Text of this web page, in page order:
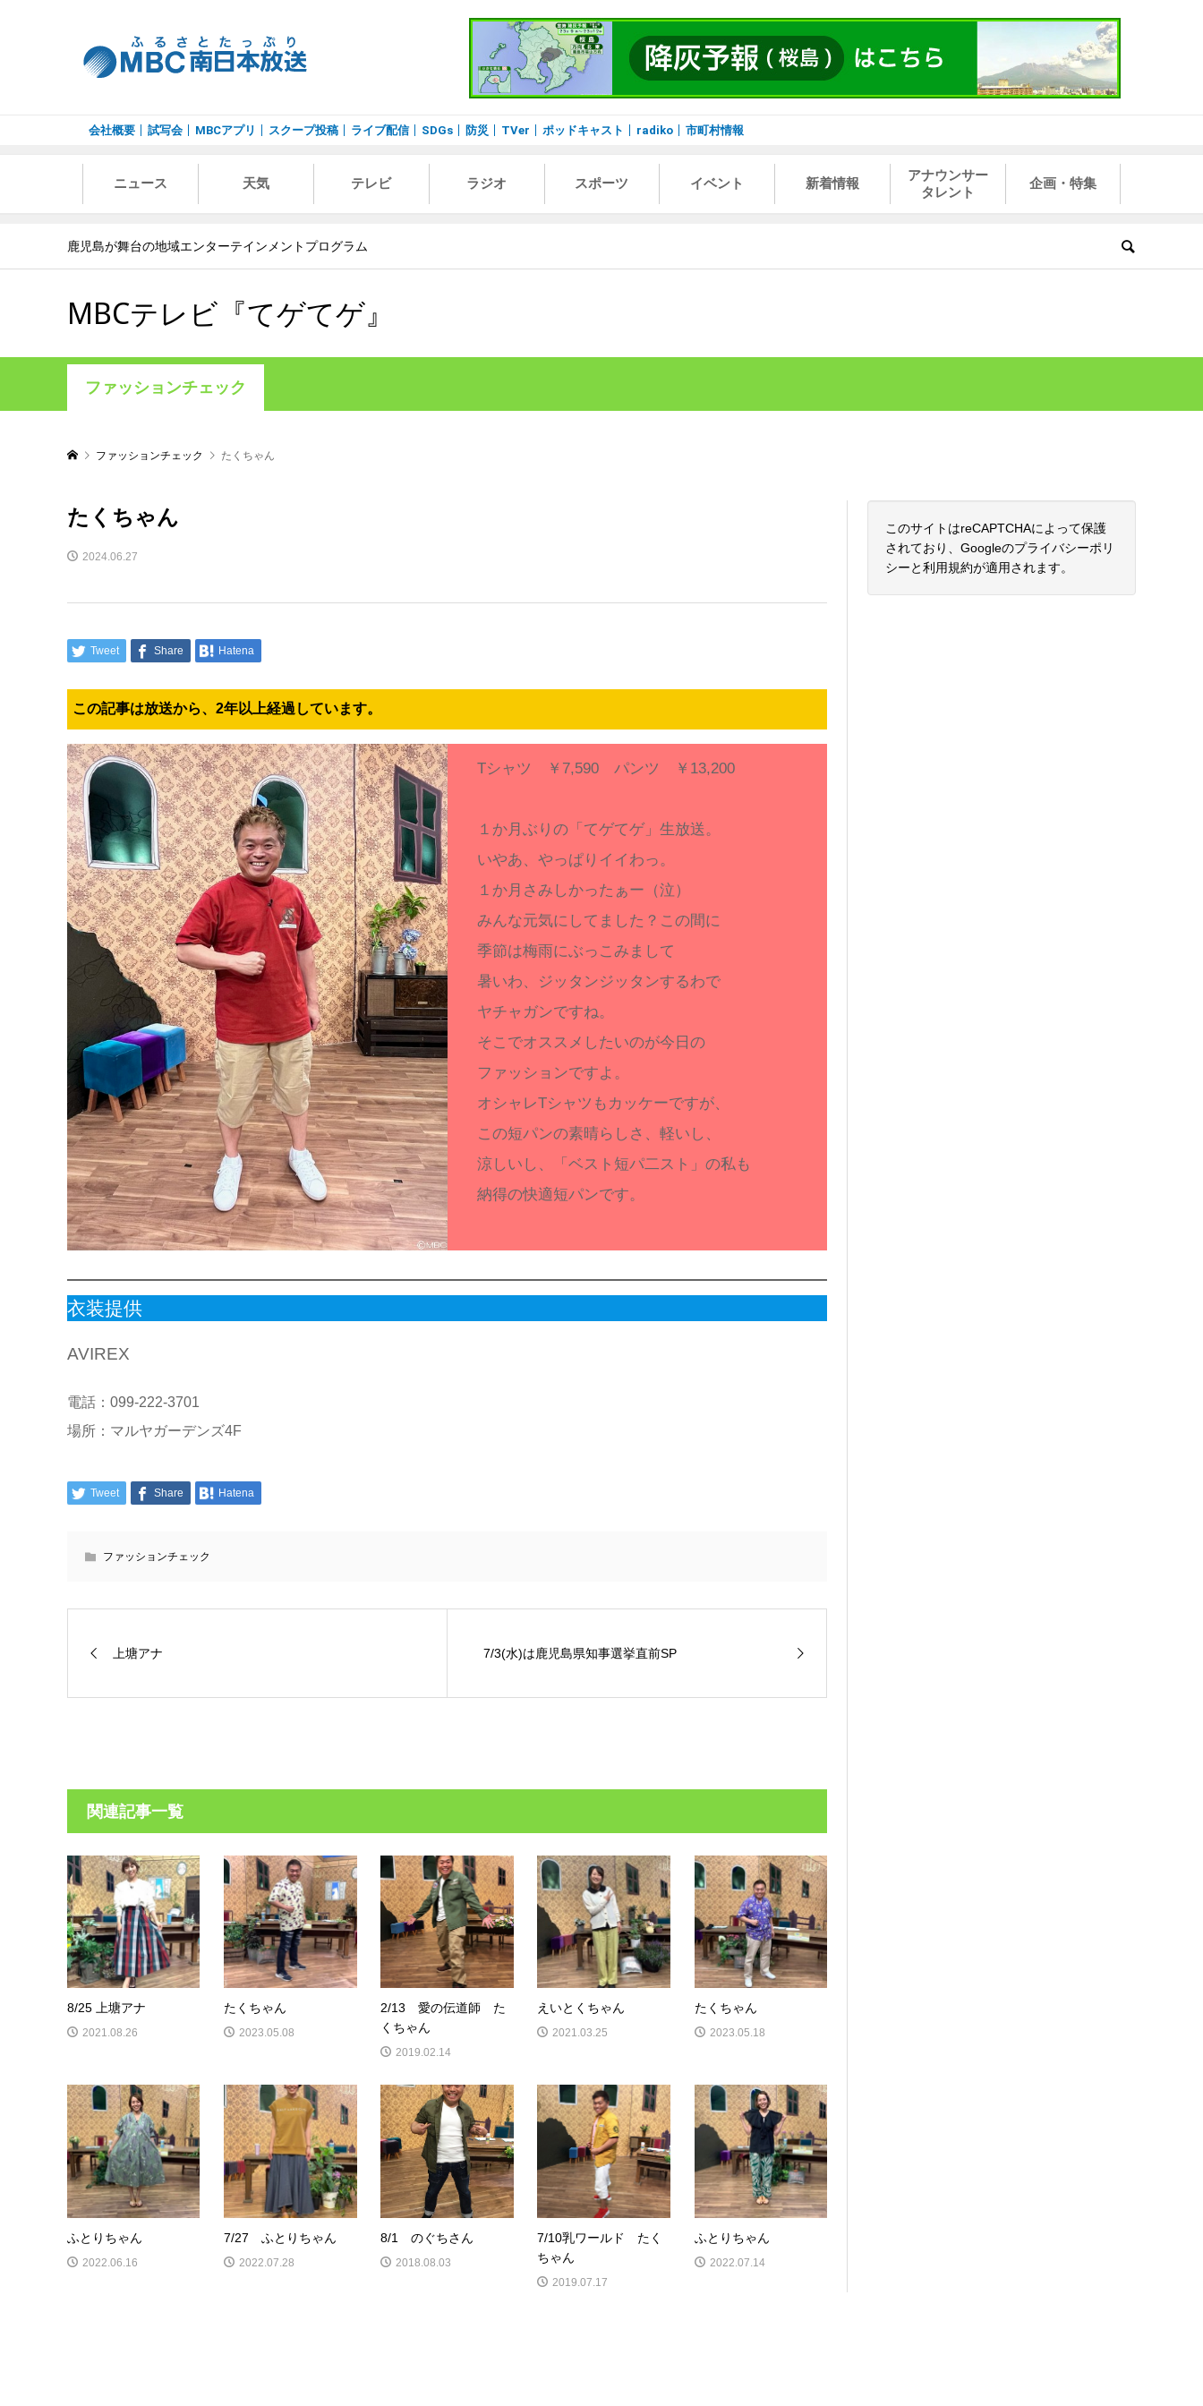
会社概要 試写会 MBCアプリ スクープ投稿 ライブ配信 SDGs 防災 TVer ポッドキャスト radiko 市町村情報
ニュース 天気 テレビ ラジオ スポーツ イベント 新着情報
アナウンサー
タレント
企画・特集
鹿児島が舞台の地域エンターテインメントプログラム
MBCテレビ『てゲてゲ』
ファッションチェック
ファッションチェック たくちゃん
たくちゃん
2024.06.27
Tweet Share Hatena
この記事は放送から、2年以上経過しています。
Tシャツ ￥7,590 パンツ ￥13,200
１か月ぶりの「てゲてゲ」生放送。
いやあ、やっぱりイイわっ。
１か月さみしかったぁー（泣）
みんな元気にしてました？この間に
季節は梅雨にぶっこみまして
暑いわ、ジッタンジッタンするわで
ヤチャガンですね。
そこでオススメしたいのが今日の
ファッションですよ。
オシャレTシャツもカッケーですが、
この短パンの素晴らしさ、軽いし、
涼しいし、「ベスト短パ二スト」の私も
納得の快適短パンです。
衣装提供
AVIREX
電話：099-222-3701
場所：マルヤガーデンズ4F
Tweet Share Hatena
ファッションチェック
上塘アナ 7/3(水)は鹿児島県知事選挙直前SP
関連記事一覧
8/25 上塘アナ
2021.08.26
たくちゃん
2023.05.08
2/13 愛の伝道師 た
くちゃん
2019.02.14
えいとくちゃん
2021.03.25
たくちゃん
2023.05.18
ふとりちゃん
2022.06.16
7/27 ふとりちゃん
2022.07.28
8/1 のぐちさん
2018.08.03
7/10乳ワールド たく
ちゃん
2019.07.17
ふとりちゃん
2022.07.14
このサイトはreCAPTCHAによって保護
されており、Googleのプライバシーポリ
シーと利用規約が適用されます。